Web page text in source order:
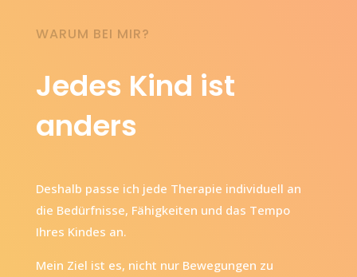
WARUM BEI MIR?
Jedes Kind ist
anders
Deshalb passe ich jede Therapie individuell an
die Bedürfnisse, Fähigkeiten und das Tempo
Ihres Kindes an.
Mein Ziel ist es, nicht nur Bewegungen zu